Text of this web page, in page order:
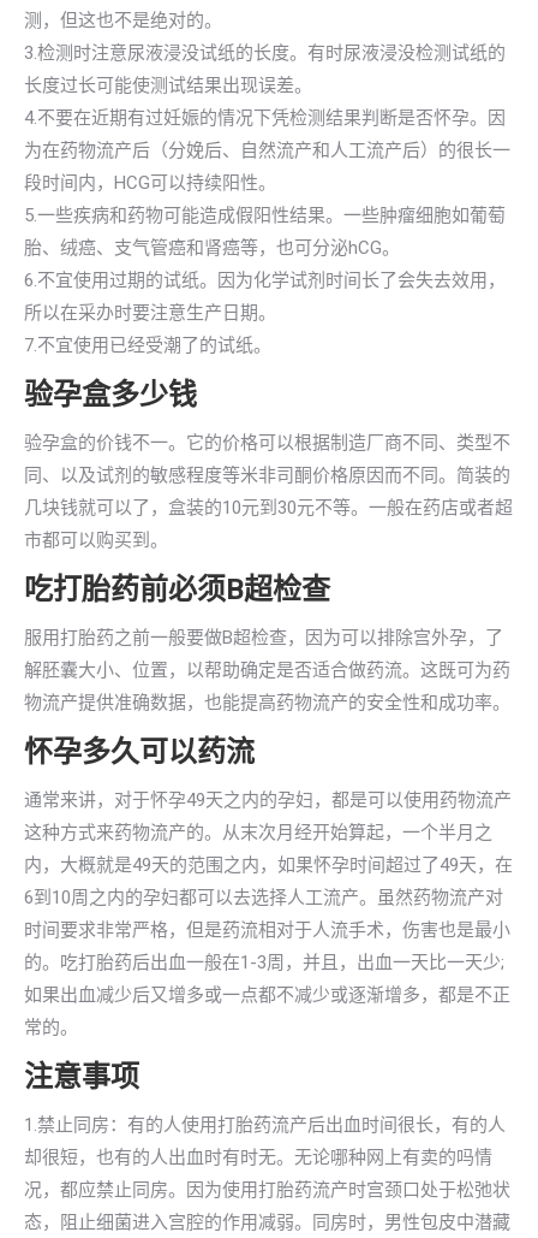
测，但这也不是绝对的。
3.检测时注意尿液浸没试纸的长度。有时尿液浸没检测试纸的
长度过长可能使测试结果出现误差。
4.不要在近期有过妊娠的情况下凭检测结果判断是否怀孕。因
为在药物流产后（分娩后、自然流产和人工流产后）的很长一
段时间内，HCG可以持续阳性。
5.一些疾病和药物可能造成假阳性结果。一些肿瘤细胞如葡萄
胎、绒癌、支气管癌和肾癌等，也可分泌hCG。
6.不宜使用过期的试纸。因为化学试剂时间长了会失去效用，
所以在采办时要注意生产日期。
7.不宜使用已经受潮了的试纸。
验孕盒多少钱
验孕盒的价钱不一。它的价格可以根据制造厂商不同、类型不
同、以及试剂的敏感程度等米非司酮价格原因而不同。简装的
几块钱就可以了，盒装的10元到30元不等。一般在药店或者超
市都可以购买到。
吃打胎药前必须B超检查
服用打胎药之前一般要做B超检查，因为可以排除宫外孕，了
解胚囊大小、位置，以帮助确定是否适合做药流。这既可为药
物流产提供准确数据，也能提高药物流产的安全性和成功率。
怀孕多久可以药流
通常来讲，对于怀孕49天之内的孕妇，都是可以使用药物流产
这种方式来药物流产的。从末次月经开始算起，一个半月之
内，大概就是49天的范围之内，如果怀孕时间超过了49天，在
6到10周之内的孕妇都可以去选择人工流产。虽然药物流产对
时间要求非常严格，但是药流相对于人流手术，伤害也是最小
的。吃打胎药后出血一般在1-3周，并且，出血一天比一天少;
如果出血减少后又增多或一点都不减少或逐渐增多，都是不正
常的。
注意事项
1.禁止同房：有的人使用打胎药流产后出血时间很长，有的人
却很短，也有的人出血时有时无。无论哪种网上有卖的吗情
况，都应禁止同房。因为使用打胎药流产时宫颈口处于松弛状
态，阻止细菌进入宫腔的作用减弱。同房时，男性包皮中潜藏